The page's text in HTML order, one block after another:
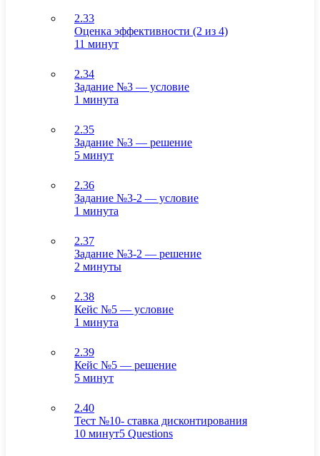
2.33
Оценка эффективности (2 из 4)
11 минут
2.34
Задание №3 — условие
1 минута
2.35
Задание №3 — решение
5 минут
2.36
Задание №3-2 — условие
1 минута
2.37
Задание №3-2 — решение
2 минуты
2.38
Кейс №5 — условие
1 минута
2.39
Кейс №5 — решение
5 минут
2.40
Тест №10- ставка дисконтирования
10 минут5 Questions